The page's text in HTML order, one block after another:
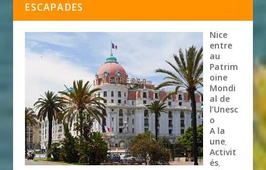
ESCAPADES
Nice
entre
au
Patrim
oine
Mondi
al de
l’Unesc
o
A la
une,
Activit
és,